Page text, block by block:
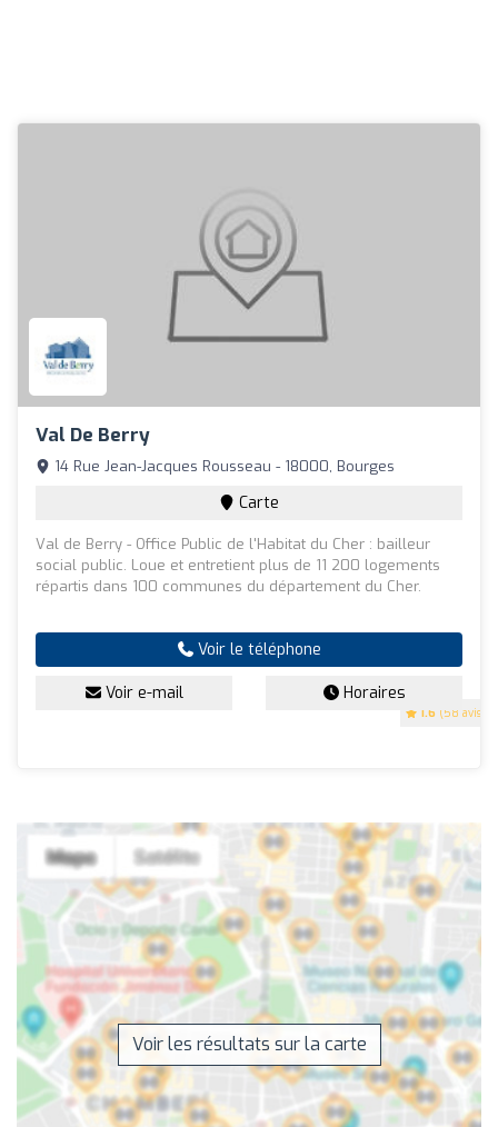
Val De Berry
1.6 (58 avis)
14 Rue Jean-Jacques Rousseau - 18000, Bourges
Carte
Val de Berry - Office Public de l'Habitat du Cher : bailleur
social public. Loue et entretient plus de 11 200 logements
répartis dans 100 communes du département du Cher.
Voir le téléphone
Voir e-mail Horaires
Voir les résultats sur la carte